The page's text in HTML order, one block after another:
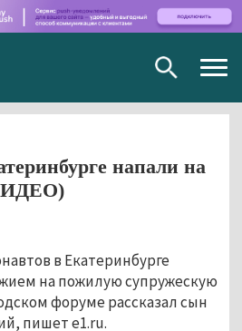
напали на
в Екатеринбурге
на пожилую супружескую
форуме рассказал сын
пишет e1.ru.